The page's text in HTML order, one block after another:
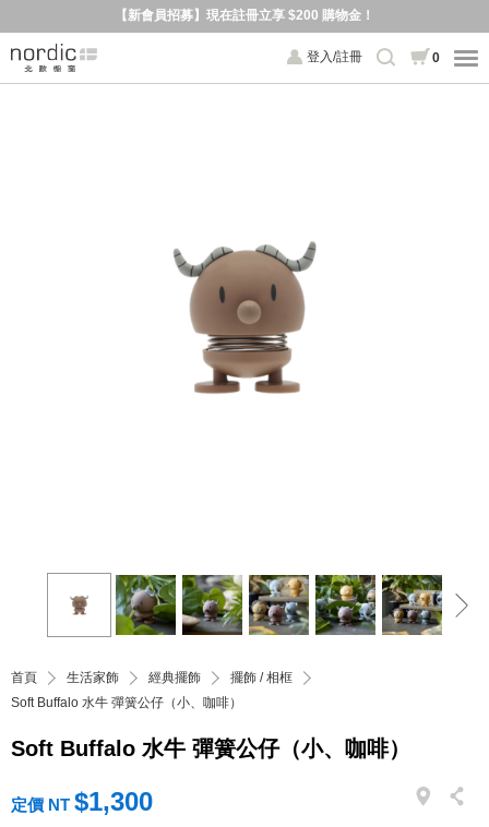
【新會員招募】現在註冊立享 $200 購物金！
登入/註冊 0
首頁 生活家飾 經典擺飾
擺飾 / 相框
Soft Buffalo 水牛 彈簧公仔（小、咖啡）
Soft Buffalo 水牛 彈簧公仔（小、咖啡）
定價 NT $1,300